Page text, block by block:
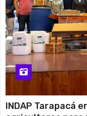
INDAP Tarapacá